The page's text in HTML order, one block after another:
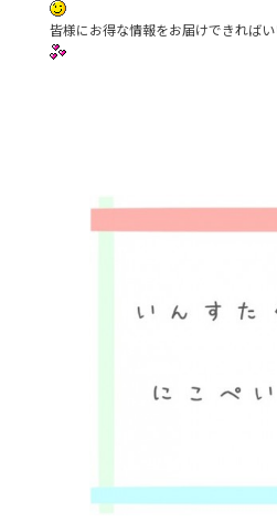
皆様にお得な情報をお届けできれば